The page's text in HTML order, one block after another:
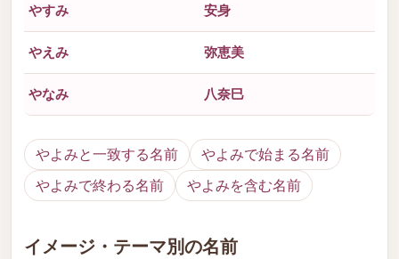
やすみ 安身
やえみ 弥恵美
やなみ 八奈巳
やよみと一致する名前
やよみで始まる名前
やよみで終わる名前
やよみを含む名前
イメージ・テーマ別の名前